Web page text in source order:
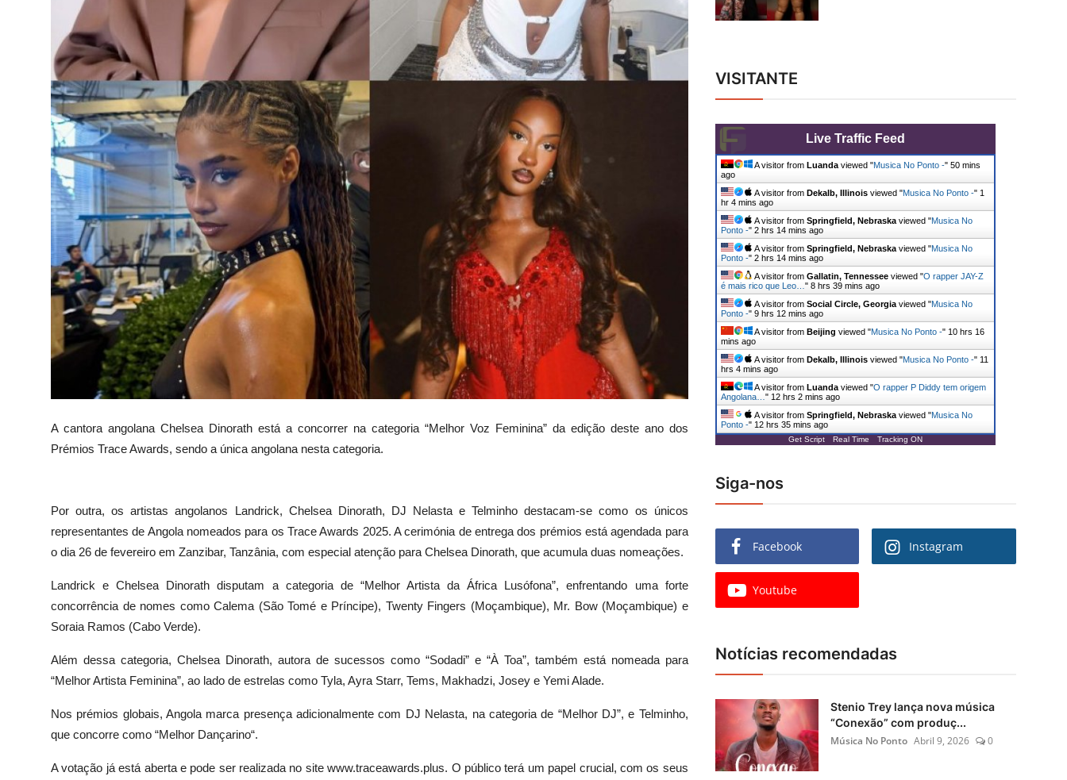
A cantora angolana Chelsea Dinorath está a concorrer na categoria “Melhor Voz Feminina” da edição deste ano dos
Prémios Trace Awards, sendo a única angolana nesta categoria.
Por outra, os artistas angolanos Landrick, Chelsea Dinorath, DJ Nelasta e Telminho destacam-se como os únicos
representantes de Angola nomeados para os Trace Awards 2025. A cerimónia de entrega dos prémios está agendada para
o dia 26 de fevereiro em Zanzibar, Tanzânia, com especial atenção para Chelsea Dinorath, que acumula duas nomeações.
Landrick e Chelsea Dinorath disputam a categoria de “Melhor Artista da África Lusófona”, enfrentando uma forte
concorrência de nomes como Calema (São Tomé e Príncipe), Twenty Fingers (Moçambique), Mr. Bow (Moçambique) e
Soraia Ramos (Cabo Verde).
Além dessa categoria, Chelsea Dinorath, autora de sucessos como “Sodadi” e “À Toa”, também está nomeada para
“Melhor Artista Feminina”, ao lado de estrelas como Tyla, Ayra Starr, Tems, Makhadzi, Josey e Yemi Alade.
Nos prémios globais, Angola marca presença adicionalmente com DJ Nelasta, na categoria de “Melhor DJ”, e Telminho,
que concorre como “Melhor Dançarino“.
A votação já está aberta e pode ser realizada no site www.traceawards.plus. O público terá um papel crucial, com os seus
VISITANTE
Live Traffic Feed
A visitor from Luandaviewed "Musica No Ponto -" 50 mins
ago
A visitor from Dekalb, Illinoisviewed "Musica No Ponto -" 1
hr 4 mins ago
A visitor from Springfield, Nebraskaviewed "Musica No
Ponto -" 2 hrs 14 mins ago
A visitor from Springfield, Nebraskaviewed "Musica No
Ponto -" 2 hrs 14 mins ago
A visitor from Gallatin, Tennesseeviewed "O rapper JAY-Z
é mais rico que Leo… " 8 hrs 39 mins ago
A visitor from Social Circle, Georgiaviewed "Musica No
Ponto -" 9 hrs 12 mins ago
A visitor from Beijing viewed "Musica No Ponto -" 10 hrs 16
mins ago
A visitor from Dekalb, Illinoisviewed "Musica No Ponto -" 11
hrs 4 mins ago
A visitor from Luandaviewed "O rapper P Diddy tem origem
Angolana… " 12 hrs 2 mins ago
A visitor from Springfield, Nebraskaviewed "Musica No
Ponto -" 12 hrs 35 mins ago
Get Script Real Time Tracking ON
Siga-nos
Facebook Instagram
Youtube
Notícias recomendadas
Stenio Trey lança nova música
“Conexão” com produç...
Música No Ponto Abril 9, 2026 0